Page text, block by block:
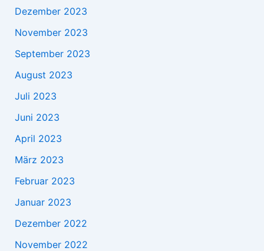
Dezember 2023
November 2023
September 2023
August 2023
Juli 2023
Juni 2023
April 2023
März 2023
Februar 2023
Januar 2023
Dezember 2022
November 2022